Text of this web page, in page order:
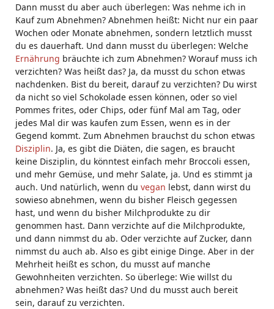
Dann musst du aber auch überlegen: Was nehme ich in
Kauf zum Abnehmen? Abnehmen heißt: Nicht nur ein paar
Wochen oder Monate abnehmen, sondern letztlich musst
du es dauerhaft. Und dann musst du überlegen: Welche
Ernährung bräuchte ich zum Abnehmen? Worauf muss ich
verzichten? Was heißt das? Ja, da musst du schon etwas
nachdenken. Bist du bereit, darauf zu verzichten? Du wirst
da nicht so viel Schokolade essen können, oder so viel
Pommes frites, oder Chips, oder fünf Mal am Tag, oder
jedes Mal dir was kaufen zum Essen, wenn es in der
Gegend kommt. Zum Abnehmen brauchst du schon etwas
Disziplin. Ja, es gibt die Diäten, die sagen, es braucht
keine Disziplin, du könntest einfach mehr Broccoli essen,
und mehr Gemüse, und mehr Salate, ja. Und es stimmt ja
auch. Und natürlich, wenn du vegan lebst, dann wirst du
sowieso abnehmen, wenn du bisher Fleisch gegessen
hast, und wenn du bisher Milchprodukte zu dir
genommen hast. Dann verzichte auf die Milchprodukte,
und dann nimmst du ab. Oder verzichte auf Zucker, dann
nimmst du auch ab. Also es gibt einige Dinge. Aber in der
Mehrheit heißt es schon, du musst auf manche
Gewohnheiten verzichten. So überlege: Wie willst du
abnehmen? Was heißt das? Und du musst auch bereit
sein, darauf zu verzichten.